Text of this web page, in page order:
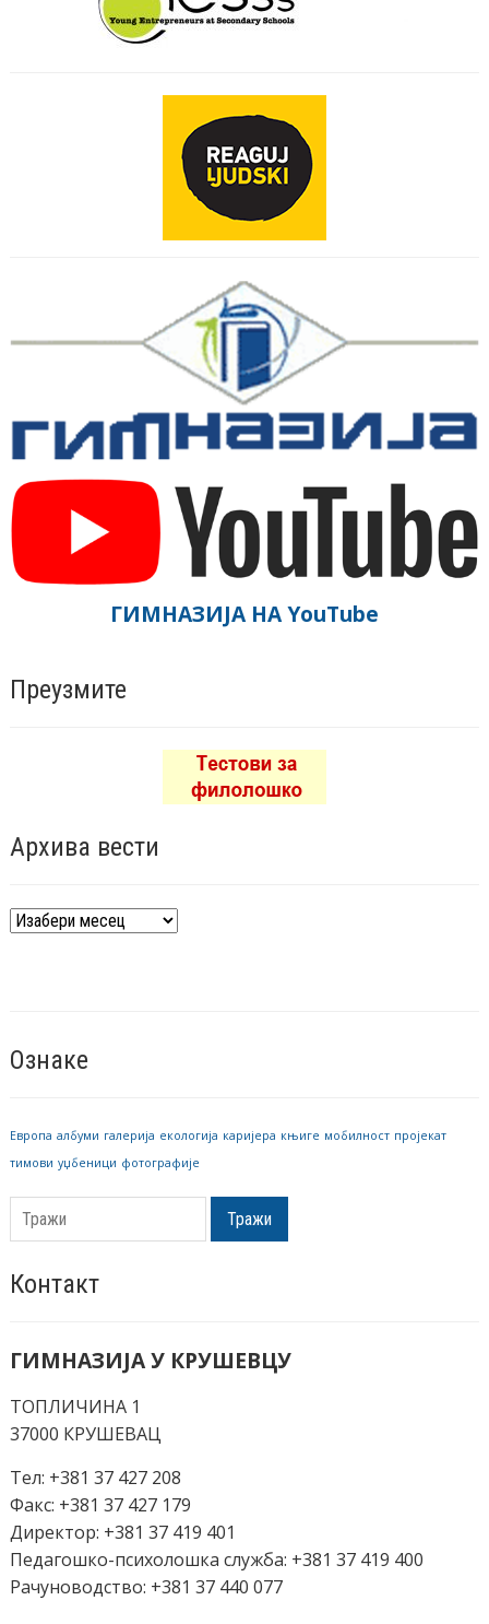
ГИМНАЗИЈА НА YouTube
Преузмите
Архива вести
Архива
Ознаке
Европа албуми галерија екологија каријера књиге мобилност пројекат
тимови уџбеници фотографије
Тражи
Контакт
ГИМНАЗИЈА У КРУШЕВЦУ
ТОПЛИЧИНА 1
37000 КРУШЕВАЦ
Тел: +381 37 427 208
Факс: +381 37 427 179
Директор: +381 37 419 401
Педагошко-психолошка служба: +381 37 419 400
Рачуноводство: +381 37 440 077